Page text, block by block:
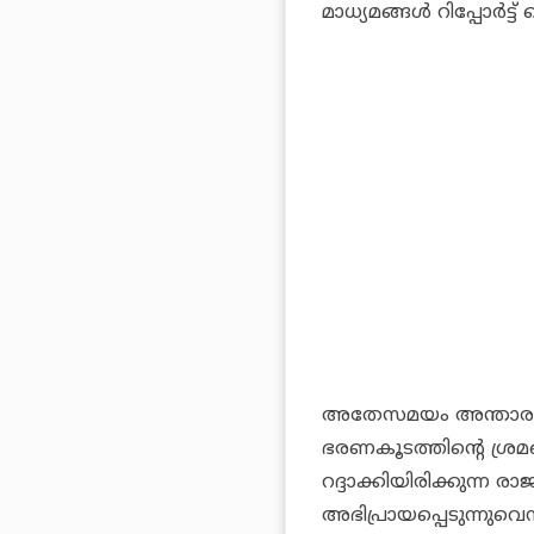
മാധ്യമങ്ങള്‍
അതേസമയം
ഭരണകൂടത്തിന്റെ
റദ്ദാക്കിയിരിക്കുന്ന